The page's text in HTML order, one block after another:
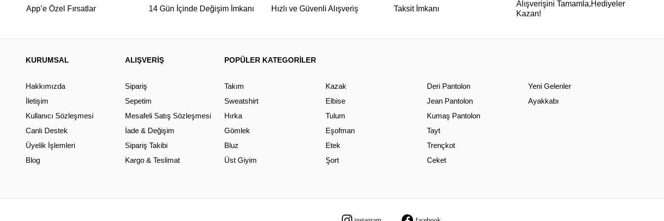
App’e Özel Fırsatlar 14 Gün İçinde Değişim İmkanı Hızlı ve Güvenli Alışveriş Taksit İmkanı
Alışverişini Tamamla,Hediyeler
Kazan!
KURUMSAL
Hakkımızda
İletişim
Kullanıcı Sözleşmesi
Canlı Destek
Üyelik İşlemleri
Blog
ALIŞVERİŞ
Sipariş
Sepetim
Mesafeli Satış Sözleşmesi
İade & Değişim
Sipariş Takibi
Kargo & Teslimat
POPÜLER KATEGORİLER
Takım
Sweatshirt
Hırka
Gömlek
Bluz
Üst Giyim
Kazak
Elbise
Tulum
Eşofman
Etek
Şort
Deri Pantolon
Jean Pantolon
Kumaş Pantolon
Tayt
Trençkot
Ceket
Yeni Gelenler
Ayakkabı